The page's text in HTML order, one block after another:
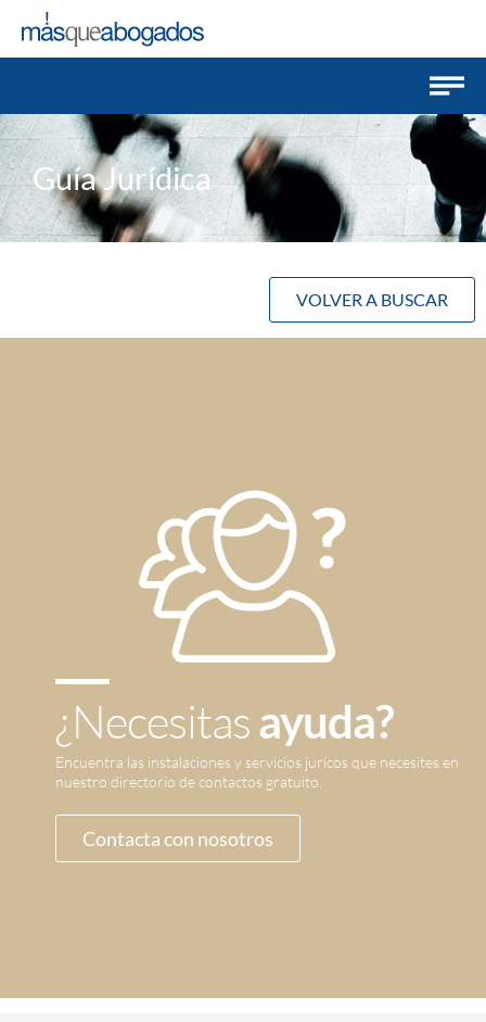
Guía Jurídica
VOLVER A BUSCAR
¿Necesitasayuda?
Encuentra las instalaciones y servicios jurícos que necesites en
nuestro directorio de contactos gratuito.
Contacta con nosotros